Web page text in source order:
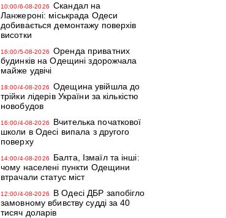
10:00/6-08-2026
Скандал на
Ланжероні: міськрада Одеси
добивається демонтажу поверхів
висотки
16:00/5-08-2026
Оренда приватних
будинків на Одещині здорожчала
майже удвічі
18:00/4-08-2026
Одещина увійшла до
трійки лідерів України за кількістю
новобудов
16:00/4-08-2026
Вчителька початкової
школи в Одесі випала з другого
поверху
14:00/4-08-2026
Балта, Ізмаїл та інші:
чому населені пункти Одещини
втрачали статус міст
12:00/4-08-2026
В Одесі ДБР запобігло
замовному вбивству судді за 40
тисяч доларів